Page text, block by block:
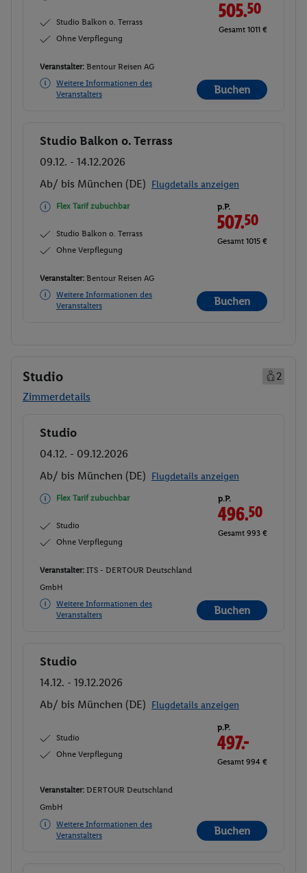
Studio Balkon o. Terrass
Ohne Verpflegung
505.50
Gesamt 1011 €
Veranstalter: Bentour Reisen AG
Weitere Informationen des
Veranstalters
Buchen
Buchen
Studio Balkon o. Terrass
09.12. - 14.12.2026
Ab/ bis München (DE) Flugdetails anzeigen
Flex Tarif zubuchbar
Studio Balkon o. Terrass
Ohne Verpflegung
p.P.
507.50
Gesamt 1015 €
Veranstalter: Bentour Reisen AG
Weitere Informationen des
Veranstalters
Buchen
Studio
2
Zimmerdetails
Buchen
Studio
04.12. - 09.12.2026
Ab/ bis München (DE) Flugdetails anzeigen
Flex Tarif zubuchbar
Studio
Ohne Verpflegung
p.P.
496.50
Gesamt 993 €
Veranstalter: ITS - DERTOUR Deutschland
GmbH
Weitere Informationen des
Veranstalters
Buchen
Buchen
Studio
14.12. - 19.12.2026
Ab/ bis München (DE) Flugdetails anzeigen
Studio
Ohne Verpflegung
p.P.
497.-
Gesamt 994 €
Veranstalter: DERTOUR Deutschland
GmbH
Weitere Informationen des
Veranstalters
Buchen